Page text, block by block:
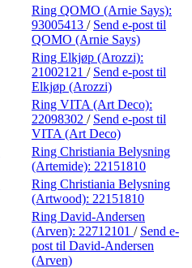
Ring QOMO (Arnie Says):
93005413 / Send e-post til
QOMO (Arnie Says)
Ring Elkjøp (Arozzi):
21002121 / Send e-post til
Elkjøp (Arozzi)
Ring VITA (Art Deco):
22098302 / Send e-post til
VITA (Art Deco)
Ring Christiania Belysning
(Artemide): 22151810
Ring Christiania Belysning
(Artwood): 22151810
Ring David-Andersen
(Arven): 22712101 / Send e-
post til David-Andersen
(Arven)